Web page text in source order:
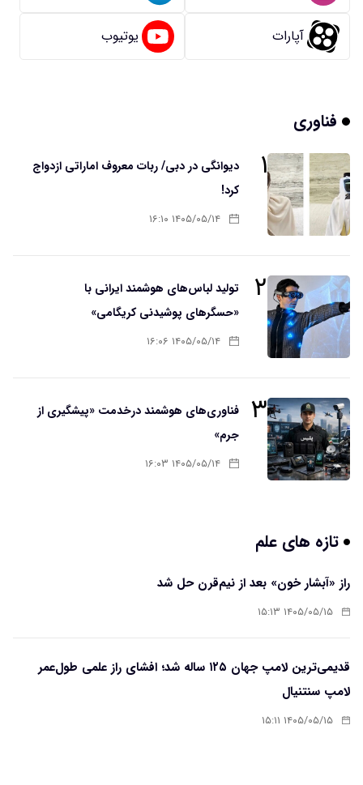
آپارات یوتیوب
فناوری
۱
دیوانگی در دبی/ ربات معروف اماراتی ازدواج
کرد!
۱۴۰۵/۰۵/۱۴ ۱۶:۱۰
۲
تولید لباس‌های هوشمند ایرانی با
«حسگرهای پوشیدنی کریگامی»
۱۴۰۵/۰۵/۱۴ ۱۶:۰۶
۳
فناوری‌های هوشمند درخدمت «پیشگیری از
جرم»
۱۴۰۵/۰۵/۱۴ ۱۶:۰۳
تازه های علم
راز «آبشار خون» بعد از نیم‌قرن حل شد
۱۴۰۵/۰۵/۱۵ ۱۵:۱۳
قدیمی‌ترین لامپ جهان ۱۲۵ ساله شد؛ افشای راز علمی طول‌عمر
لامپ سنتنیال
۱۴۰۵/۰۵/۱۵ ۱۵:۱۱